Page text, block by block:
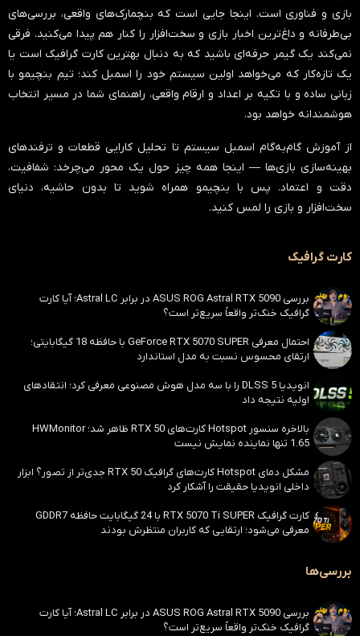
بازی و فناوری است. اینجا جایی است که بنچمارک‌های واقعی، بررسی‌های
بی‌طرفانه و داغ‌ترین اخبار بازی و سخت‌افزار را کنار هم پیدا می‌کنید. فرقی
نمی‌کند یک گیمر حرفه‌ای باشید که به دنبال بهترین کارت گرافیک است یا
یک تازه‌کار که می‌خواهد اولین سیستم خود را اسمبل کند؛ تیم بنچیمو با
زبانی ساده و با تکیه بر اعداد و ارقام واقعی، راهنمای شما در مسیر انتخاب
هوشمندانه خواهد بود.
از آموزش گام‌به‌گام اسمبل سیستم تا تحلیل کارایی قطعات و ترفندهای
بهینه‌سازی بازی‌ها — اینجا همه چیز حول یک محور می‌چرخد: شفافیت،
دقت و اعتماد. پس با بنچیمو همراه شوید تا بدون حاشیه، دنیای
سخت‌افزار و بازی را لمس کنید.
کارت گرافیک
بررسی ASUS ROG Astral RTX 5090 در برابر Astral LC؛ آیا کارت
گرافیک خنک‌تر واقعاً سریع‌تر است؟
احتمال معرفی GeForce RTX 5070 SUPER با حافظه 18 گیگابایتی؛
ارتقای محسوس نسبت به مدل استاندارد
انویدیا DLSS 5 را با سه مدل هوش مصنوعی معرفی کرد؛ انتقادهای
اولیه نتیجه داد
بالاخره سنسور Hotspot کارت‌های RTX 50 ظاهر شد؛ HWMonitor
1.65 تنها نماینده نمایش نیست
مشکل دمای Hotspot کارت‌های گرافیک RTX 50 جدی‌تر از تصور؟ ابزار
داخلی انویدیا حقیقت را آشکار کرد
کارت گرافیک RTX 5070 Ti SUPER با 24 گیگابایت حافظه GDDR7
معرفی می‌شود؛ ارتقایی که کاربران منتظرش بودند
بررسی‌ها
بررسی ASUS ROG Astral RTX 5090 در برابر Astral LC؛ آیا کارت
گرافیک خنک‌تر واقعاً سریع‌تر است؟